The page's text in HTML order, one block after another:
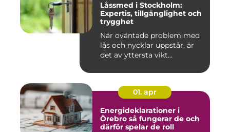
Låssmed i Stockholm:
Expertis, tillgänglighet och
trygghet
När oväntade problem med
lås och nycklar uppstår, är
det av yttersta vikt...
01. apr
Energideklarationer i
Örebro så fungerar de och
därför spelar de roll